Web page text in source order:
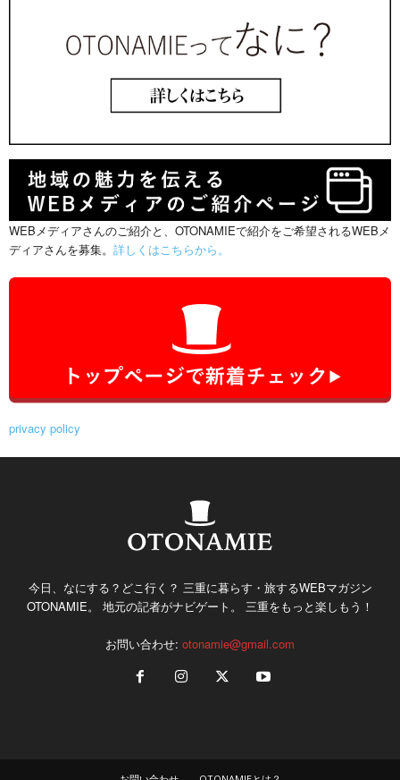
WEBメディアさんのご紹介と、OTONAMIEで紹介をご希望されるWEBメ
ディアさんを募集。 詳しくはこちらから。
privacy policy
今日、なにする？どこ行く？ 三重に暮らす・旅するWEBマガジン
OTONAMIE。 地元の記者がナビゲート。 三重をもっと楽しもう！
お問い合わせ: otonamie@gmail.com